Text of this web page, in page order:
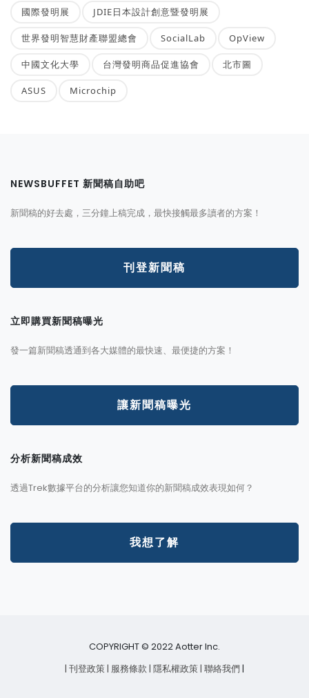
國際發明展 JDIE日本設計創意暨發明展
世界發明智慧財產聯盟總會 SocialLab OpView
中國文化大學 台灣發明商品促進協會 北市圖
ASUS Microchip
NEWSBUFFET 新聞稿自助吧
新聞稿的好去處，三分鐘上稿完成，最快接觸最多讀者的方案！
刊登新聞稿
立即購買新聞稿曝光
發一篇新聞稿透通到各大媒體的最快速、最便捷的方案！
讓新聞稿曝光
分析新聞稿成效
透過Trek數據平台的分析讓您知道你的新聞稿成效表現如何？
我想了解
COPYRIGHT © 2022 Aotter Inc.
| 刊登政策 | 服務條款 | 隱私權政策 | 聯絡我們 |